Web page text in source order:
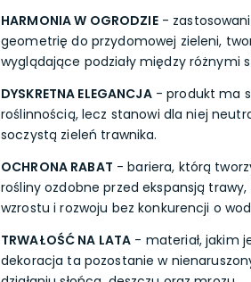
HARMONIA W OGRODZIE-
geometrię do przydomowej zieleni,
wyglądające podziały między różnymi
DYSKRETNA ELEGANCJA- produkt ma
roślinnością, lecz stanowi dla niej
soczystą zieleń trawnika.
OCHRONA RABAT - bariera, którą
rośliny ozdobne przed ekspansją
wzrostu i rozwoju bez konkurencji o
TRWAŁOŚĆ NA LATA - materiał, jakim
dekoracja ta pozostanie w